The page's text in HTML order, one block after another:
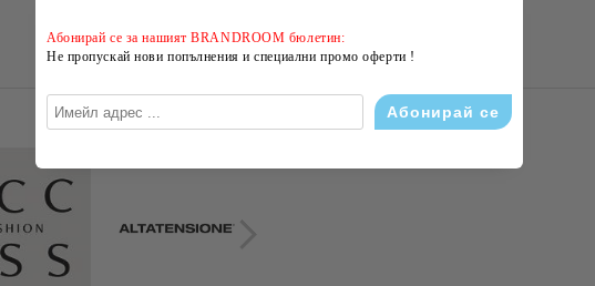
Абонирай се за нашият BRANDROOM бюлетин:
Не пропускай нови попълнения и специални промо оферти !